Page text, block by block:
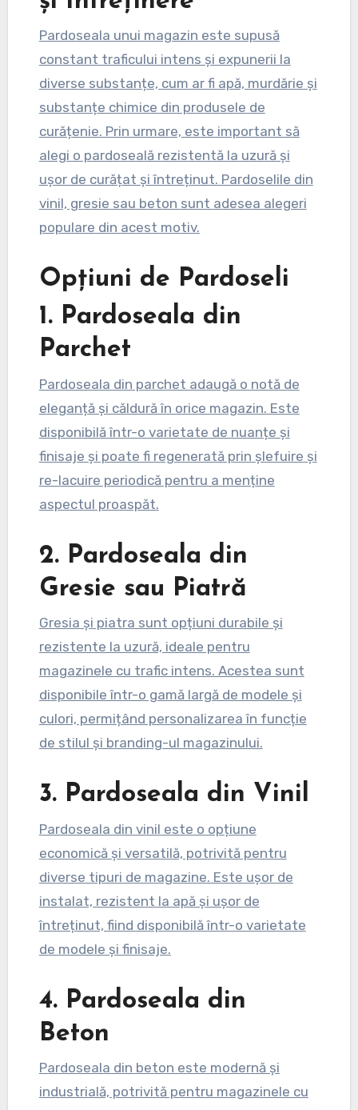
Pardoseala unui magazin este supusă
constant traficului intens și expunerii la
diverse substanțe, cum ar fi apă, murdărie și
substanțe chimice din produsele de
curățenie. Prin urmare, este important să
alegi o pardoseală rezistentă la uzură și
ușor de curățat și întreținut. Pardoselile din
vinil, gresie sau beton sunt adesea alegeri
populare din acest motiv.
Opțiuni de Pardoseli
1. Pardoseala din
Parchet
Pardoseala din parchet adaugă o notă de
eleganță și căldură în orice magazin. Este
disponibilă într-o varietate de nuanțe și
finisaje și poate fi regenerată prin șlefuire și
re-lacuire periodică pentru a menține
aspectul proaspăt.
2. Pardoseala din
Gresie sau Piatră
Gresia și piatra sunt opțiuni durabile și
rezistente la uzură, ideale pentru
magazinele cu trafic intens. Acestea sunt
disponibile într-o gamă largă de modele și
culori, permițând personalizarea în funcție
de stilul și branding-ul magazinului.
3. Pardoseala din Vinil
Pardoseala din vinil este o opțiune
economică și versatilă, potrivită pentru
diverse tipuri de magazine. Este ușor de
instalat, rezistent la apă și ușor de
întreținut, fiind disponibilă într-o varietate
de modele și finisaje.
4. Pardoseala din
Beton
Pardoseala din beton este modernă și
industrială, potrivită pentru magazinele cu